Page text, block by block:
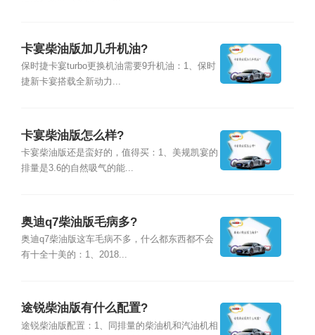
卡宴柴油版加几升机油?
保时捷卡宴turbo更换机油需要9升机油：1、保时
捷新卡宴搭载全新动力...
卡宴柴油版怎么样?
卡宴柴油版还是蛮好的，值得买：1、美规凯宴的
排量是3.6的自然吸气的能...
奥迪q7柴油版毛病多?
奥迪q7柴油版这车毛病不多，什么都东西都不会
有十全十美的：1、2018...
途锐柴油版有什么配置?
途锐柴油版配置：1、同排量的柴油机和汽油机相